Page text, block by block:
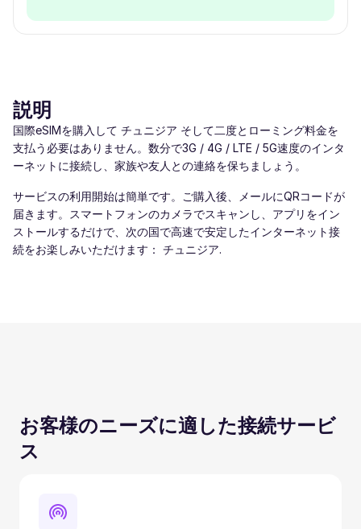
説明
国際eSIMを購入して チュニジア そして二度とローミング料金を
支払う必要はありません。数分で3G / 4G / LTE / 5G速度のインタ
ーネットに接続し、家族や友人との連絡を保ちましょう。
サービスの利用開始は簡単です。ご購入後、メールにQRコードが
届きます。スマートフォンのカメラでスキャンし、アプリをイン
ストールするだけで、次の国で高速で安定したインターネット接
続をお楽しみいただけます： チュニジア.
お客様のニーズに適した接続サービ
ス